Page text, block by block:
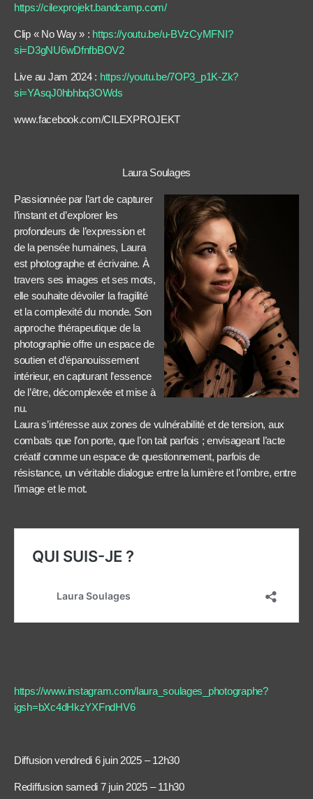
https://cilexprojekt.bandcamp.com/
Clip « No Way » : https://youtu.be/u-BVzCyMFNI?
si=D3gNU6wDfnfbBOV2
Live au Jam 2024 : https://youtu.be/7OP3_p1K-Zk?
si=YAsqJ0hbhbq3OWds
www.facebook.com/CILEXPROJEKT
Laura Soulages
Passionnée par l’art de capturer
l’instant et d’explorer les
profondeurs de l’expression et
de la pensée humaines, Laura
est photographe et écrivaine. À
travers ses images et ses mots,
elle souhaite dévoiler la fragilité
et la complexité du monde. Son
approche thérapeutique de la
photographie offre un espace de
soutien et d’épanouissement
intérieur, en capturant l’essence
de l’être, décomplexée et mise à
nu.
Laura s’intéresse aux zones de vulnérabilité et de tension, aux
combats que l’on porte, que l’on tait parfois ; envisageant l’acte
créatif comme un espace de questionnement, parfois de
résistance, un véritable dialogue entre la lumière et l’ombre, entre
l’image et le mot.
https://www.instagram.com/laura_soulages_photographe?
igsh=bXc4dHkzYXFndHV6
Diffusion vendredi 6 juin 2025 – 12h30
Rediffusion samedi 7 juin 2025 – 11h30